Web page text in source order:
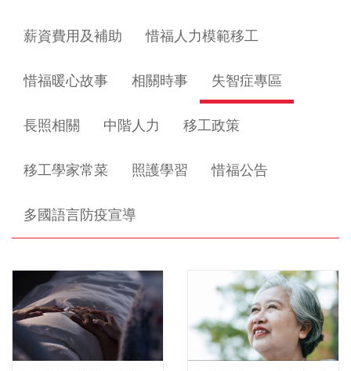
薪資費用及補助 惜福人力模範移工
惜福暖心故事 相關時事 失智症專區
長照相關 中階人力 移工政策
移工學家常菜 照護學習 惜福公告
多國語言防疫宣導